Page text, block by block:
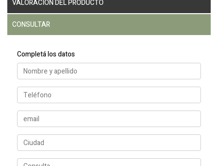
VALORACIÓN DEL PRODUCTO
CONSULTAR
Completá los datos